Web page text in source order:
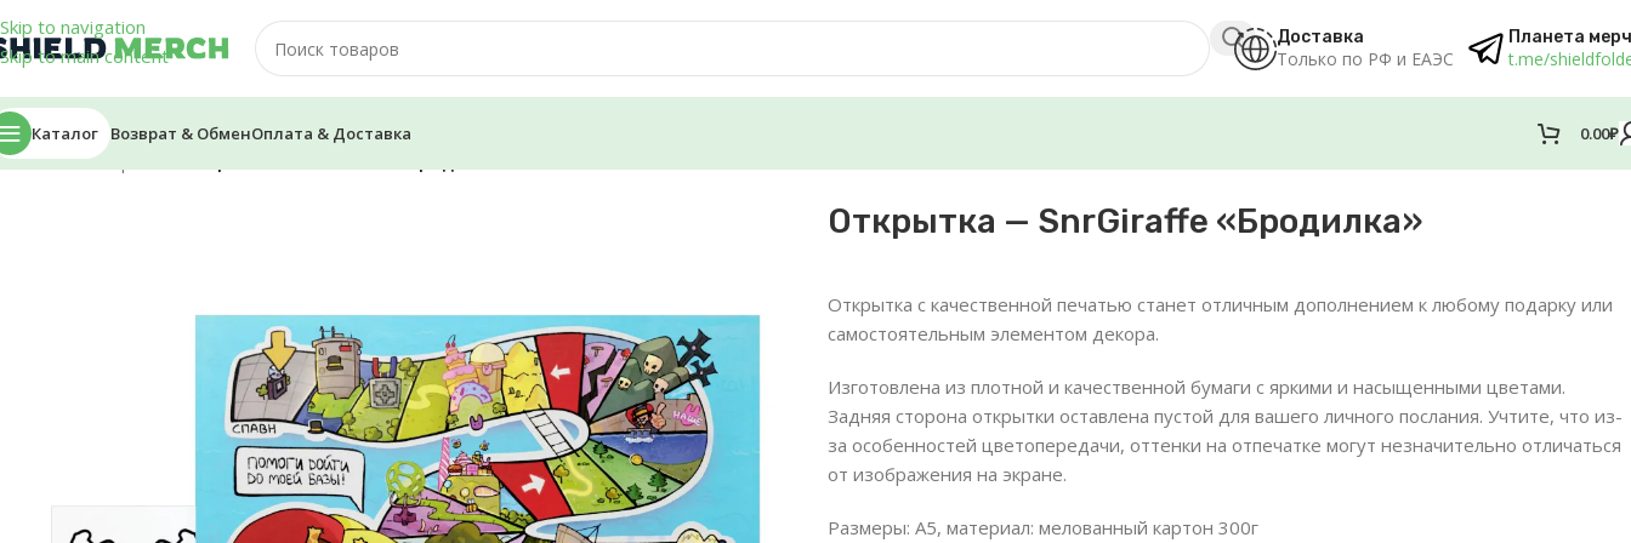
Skip to navigation
Skip to main content
Доставка
Только по РФ и ЕАЭС
Планета
t.me/
Каталог Возврат & ОбменОплата & Доставка 0.00₽
Главная/Открытки
Открытка — SnrGiraffe «Бродилка»
Открытка с качественной печатью станет отличным дополнением к любому подарку или
самостоятельным элементом декора.
Изготовлена из плотной и качественной бумаги с яркими и насыщенными цветами.
Задняя сторона открытки оставлена пустой для вашего личного послания. Учтите, что из-
за особенностей цветопередачи, оттенки на отпечатке могут незначительно отличаться
от изображения на экране.
Размеры: А5, материал: мелованный картон 300г